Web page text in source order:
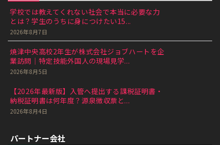
学校では教えてくれない社会で本当に必要な力
とは？学生のうちに身につけたい15...
2026年8月7日
焼津中央高校2年生が株式会社ジョブハートを企
業訪問｜特定技能外国人の現場見学...
2026年8月5日
【2026年最新版】入管へ提出する課税証明書・
納税証明書は何年度？源泉徴収票と...
2026年8月4日
パートナー会社